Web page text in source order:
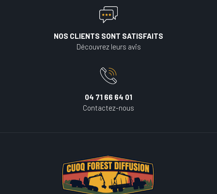
NOS CLIENTS SONT SATISFAITS
Découvrez leurs avis
04 71 66 64 01
Contactez-nous